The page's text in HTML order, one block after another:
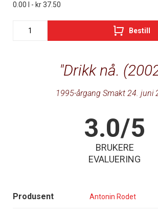
Drikk nå.
1995-årgang Smakt 24. juni
3.0/5
BRUKERE
EVALUERING
Produsent Antonin Rodet
0.00 l - kr 37.50
Bestill